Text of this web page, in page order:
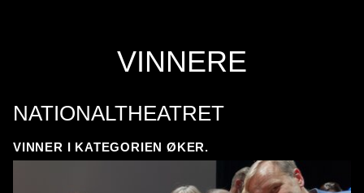
VINNERE
NATIONALTHEATRET
VINNER I KATEGORIEN ØKER.